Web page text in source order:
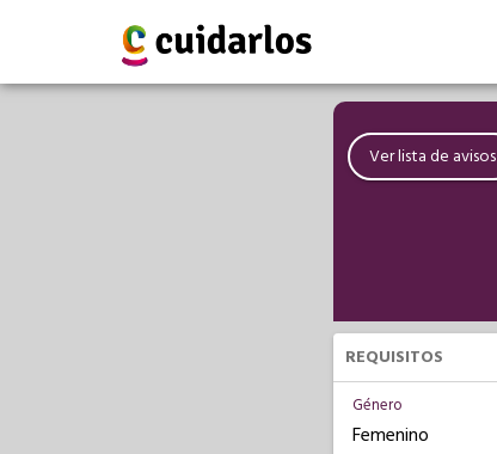
Ver lista de avisos
REQUISITOS
Género
Femenino